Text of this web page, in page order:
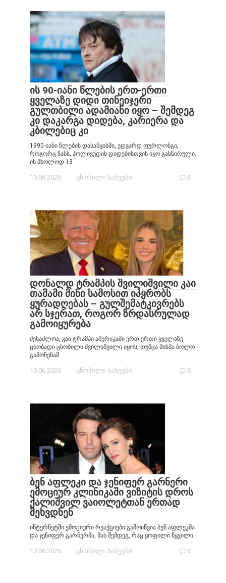
ის 90-იანი წლების ერთ-ერთი
ყველაზე დიდი თინეიჯერი
გულთბილი ადამიანი იყო – შემდეგ
კი დაკარგა დიდება, კარიერა და
კბილებიც კი
1990-იანი წლების დასაწყისში, ედვარდ ფურლონგი,
როგორც ჩანს, ჰოლივუდის დიდებისთვის იყო განწირული.
ის მხოლოდ 13
10.06.2026 ცნობილი სახეები 0
დონალდ ტრამპის შვილიშვილი კაი
თამამი მინი სამოსით იპყრობს
ყურადღებას – გულშემატკივრებს
არ სჯერათ, როგორ ზრდასრულად
გამოიყურება
შესაძლოა, კაი ტრამპი ამერიკაში ერთ-ერთი ყველაზე
ცნობადი ცნობილი შვილიშვილი იყოს, თუმცა მისმა ბოლო
გამოჩენამ
10.06.2026 ცნობილი სახეები 0
ბენ აფლეკი და ჯენიფერ გარნერი
ემოციურ კლინიკაში ვიზიტის დროს
ქალიშვილ ვაიოლეტთან ერთად
შეხვდნენ
ინტერნეტში ემოციური რეაქციები გამოიწვია ბენ აფლეკმა
და ჯენიფერ გარნერმა, მას შემდეგ, რაც ყოფილი წყვილი
10.06.2026 ცნობილი სახეები 0